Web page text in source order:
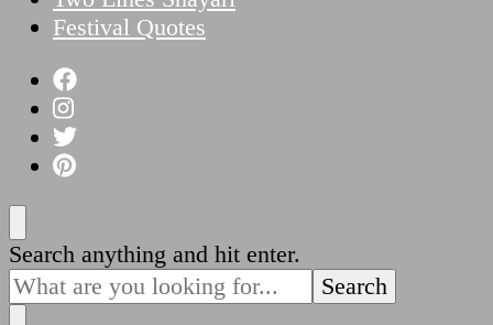
Festival Quotes
Looking
for
Something?
Search anything and hit enter.